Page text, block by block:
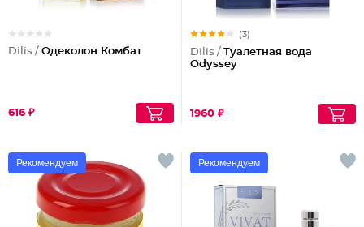
Dilis / Одеколон Комбат
616 ₽
(3)
Dilis / Туалетная вода
Odyssey
1960 ₽
Рекомендуем Рекомендуем